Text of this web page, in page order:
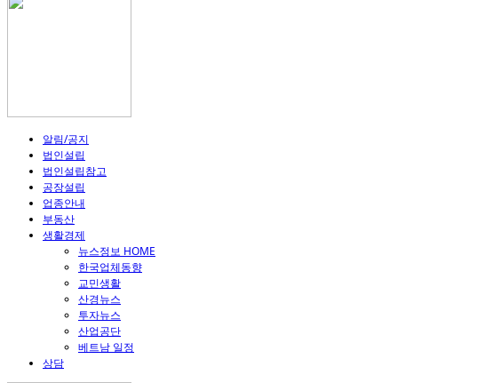
알림/공지
법인설립
법인설립참고
공장설립
업종안내
부동산
생활경제
뉴스정보 HOME
한국업체동향
교민생활
산경뉴스
투자뉴스
산업공단
베트남 일정
상담